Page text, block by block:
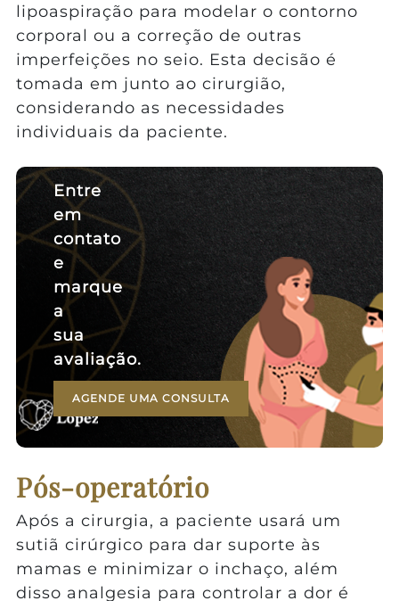
lipoaspiração para modelar o contorno
corporal ou a correção de outras
imperfeições no seio. Esta decisão é
tomada em junto ao cirurgião,
considerando as necessidades
individuais da paciente.
Entre
em
contato
e
marque
a
sua
avaliação.
AGENDE UMA CONSULTA
Pós-operatório
Após a cirurgia, a paciente usará um
sutiã cirúrgico para dar suporte às
mamas e minimizar o inchaço, além
disso analgesia para controlar a dor é